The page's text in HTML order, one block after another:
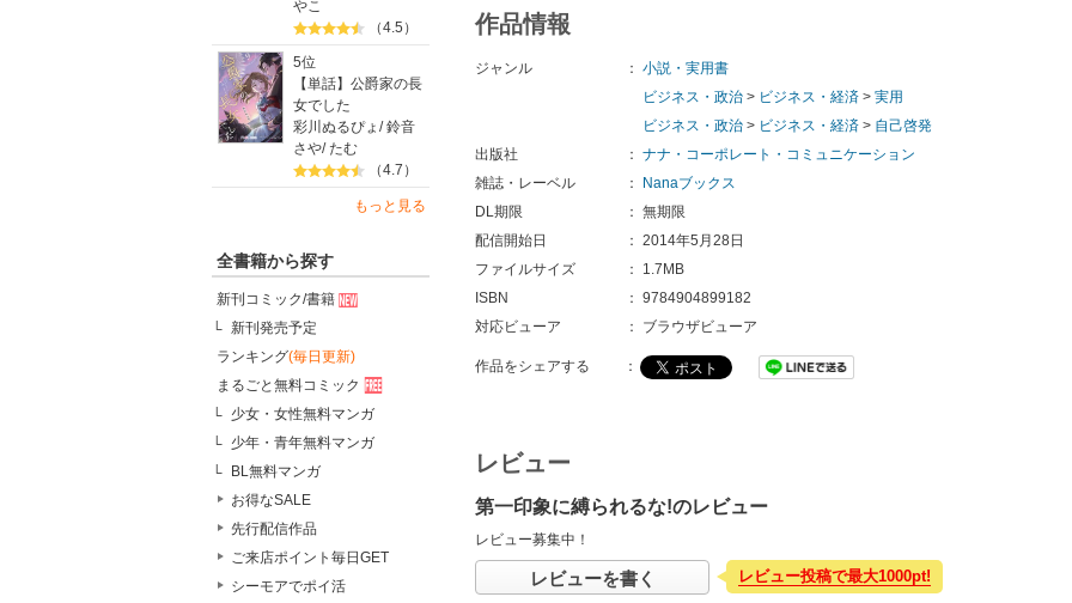
やこ
（4.5）
5位
【単話】公爵家の長
女でした
彩川ぬるぴょ /鈴音
さや/たむ
（4.7）
もっと見る
全書籍から探す
新刊コミック/書籍
新刊発売予定
ランキング(毎日更新)
まるごと無料コミック
少女・女性無料マンガ
少年・青年無料マンガ
BL無料マンガ
お得なSALE
先行配信作品
ご来店ポイント毎日GET
シーモアでポイ活
作品情報
ジャンル ： 小説・実用書
ビジネス・政治 > ビジネス・経済 > 実用
ビジネス・政治 > ビジネス・経済 > 自己啓発
出版社
： ナナ・コーポレート・コミュニケーション
雑誌・レーベル
：
Nanaブックス
DL期限
： 無期限
配信開始日
： 2014年5月28日
ファイルサイズ
：
1.7MB
ISBN
： 9784904899182
対応ビューア
： ブラウザビューア
作品をシェアする ：
レビュー
第一印象に縛られるな!のレビュー
レビュー募集中！
レビューを書く レビュー投稿で最大1000pt!